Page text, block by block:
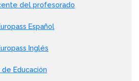
del profesorado
Español
Inglés
de Educación